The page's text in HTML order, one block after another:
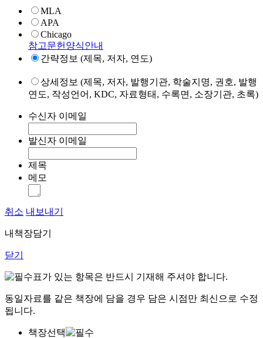
MLA
APA
Chicago
참고문헌양식안내
간략정보 (제목, 저자, 연도)
상세정보 (제목, 저자, 발행기관, 학술지명, 권호, 발행
연도, 작성언어, KDC, 자료형태, 수록면, 소장기관, 초록)
수신자 이메일
발신자 이메일
제목
메모
취소 내보내기
내책장담기
닫기
표가 있는 항목은 반드시 기재해 주셔야 합니다.
동일자료를 같은 책장에 담을 경우 담은 시점만 최신으로 수정
됩니다.
책장선택